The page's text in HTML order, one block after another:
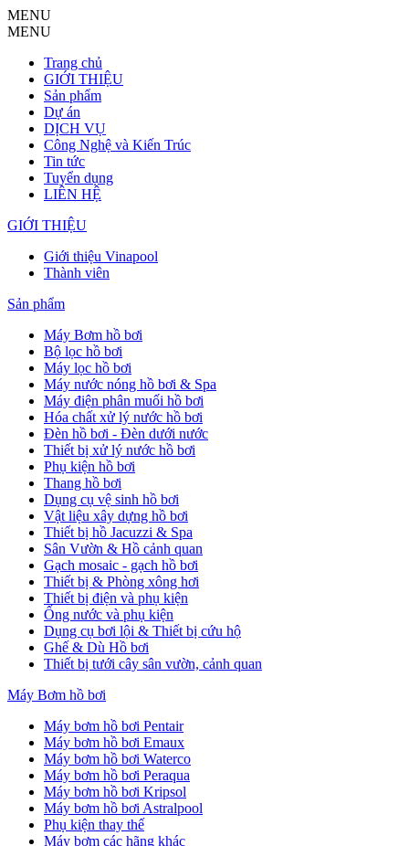
MENU
MENU
Trang chủ
GIỚI THIỆU
Sản phẩm
Dự án
DỊCH VỤ
Công Nghệ và Kiến Trúc
Tin tức
Tuyển dụng
LIÊN HỆ
GIỚI THIỆU
Giới thiệu Vinapool
Thành viên
Sản phẩm
Máy Bơm hồ bơi
Bộ lọc hồ bơi
Máy lọc hồ bơi
Máy nước nóng hồ bơi & Spa
Máy điện phân muối hồ bơi
Hóa chất xử lý nước hồ bơi
Đèn hồ bơi - Đèn dưới nước
Thiết bị xử lý nước hồ bơi
Phụ kiện hồ bơi
Thang hồ bơi
Dụng cụ vệ sinh hồ bơi
Vật liệu xây dựng hồ bơi
Thiết bị hồ Jacuzzi & Spa
Sân Vườn & Hồ cảnh quan
Gạch mosaic - gạch hồ bơi
Thiết bị & Phòng xông hơi
Thiết bị điện và phụ kiện
Ống nước và phụ kiện
Dụng cụ bơi lội & Thiết bị cứu hộ
Ghế & Dù Hồ bơi
Thiết bị tưới cây sân vườn, cảnh quan
Máy Bơm hồ bơi
Máy bơm hồ bơi Pentair
Máy bơm hồ bơi Emaux
Máy bơm hồ bơi Waterco
Máy bơm hồ bơi Peraqua
Máy bơm hồ bơi Kripsol
Máy bơm hồ bơi Astralpool
Phụ kiện thay thế
Máy bơm các hãng khác